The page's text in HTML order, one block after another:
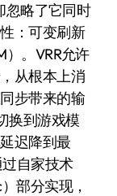
忽略了它同时
：可变刷新
）。VRR允许
从根本上消
步带来的输
换到游戏模
迟降到最
自家技术
部分实现，